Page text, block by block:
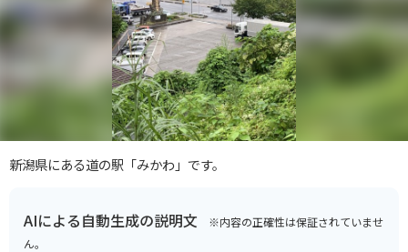
新潟県にある道の駅「みかわ」です。
AIによる自動生成の説明文 ※内容の正確性は保証されていませ
ん。